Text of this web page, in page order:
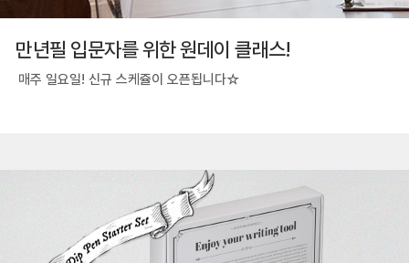
만년필 입문자를 위한 원데이 클래스!
매주 일요일! 신규 스케쥴이 오픈됩니다☆